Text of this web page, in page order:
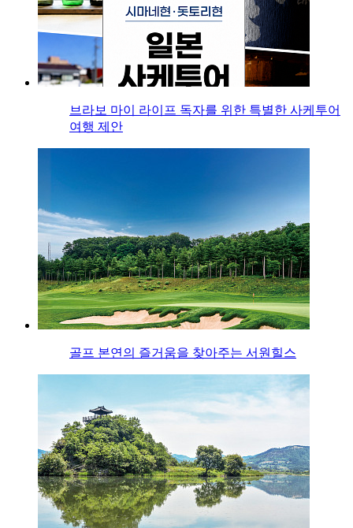
브라보 마이 라이프 독자를 위한 특별한 사케투어
여행 제안
골프 본연의 즐거움을 찾아주는 서원힐스